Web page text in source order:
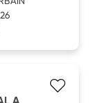
A